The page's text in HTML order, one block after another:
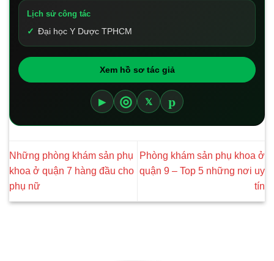
Lịch sử công tác
Đại học Y Dược TPHCM
Xem hồ sơ tác giả
▶ ◎ 𝕏 p
Những phòng khám sản phụ
khoa ở quận 7 hàng đầu cho
phụ nữ
Phòng khám sản phụ khoa ở
quận 9 – Top 5 những nơi uy
tín